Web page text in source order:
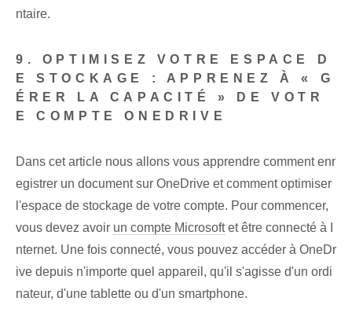
ntaire.
9. OPTIMISEZ VOTRE ESPACE D
E STOCKAGE : APPRENEZ À « G
ÉRER LA CAPACITÉ » DE VOTR
E COMPTE ONEDRIVE
Dans cet article nous allons vous apprendre comment enr
egistrer un document sur OneDrive et comment optimiser
l'espace de stockage de votre compte. Pour commencer,⁢
vous devez avoir un compte Microsoftet être connecté à I
nternet. Une fois connecté, vous pouvez accéder à OneDr
ive depuis n'importe quel appareil, qu'il s'agisse d'un ordi
nateur, d'une tablette ou d'un smartphone.